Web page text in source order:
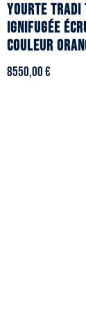
YOURTE TRADI
ignifugée
Couleur
8550,00€